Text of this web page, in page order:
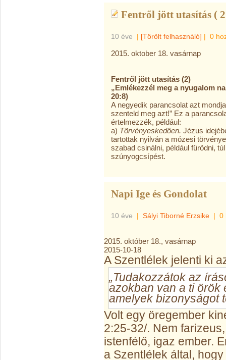
Fentről jött utasítás (
10 éve | [Törölt felhasználó] | 0
2015. oktober 18. vasárnap
Fentről jött utasítás (2)
„Emlékezzél meg a nyugalom
20:8)
A negyedik parancsolat azt
szenteld meg azt!” Ez a
értelmezzék, például:
a) Törvényeskedően. Jézus
tartottak nyilván a mózesi
szabad csinálni, például fürödni,
szúnyogcsípést.
Napi Ige és Gondolat
10 éve | Sályi Tiborné Erzsike | 0
2015. október 18., vasárnap
2015-10-18
A Szentlélek jelenti ki
„Tudakozzátok az
azokban van a ti örök
amelyek bizonyságot
Volt egy öregember
2:25-32/. Nem
istenfélő, igaz ember.
a Szentlélek által,